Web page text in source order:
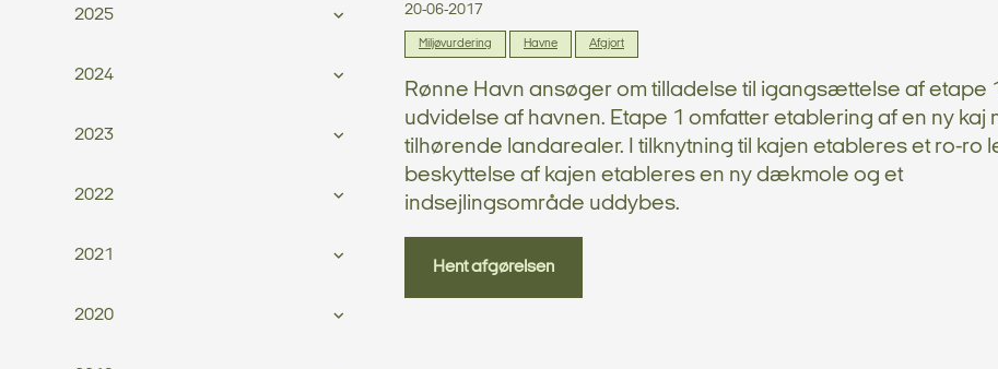
2025
2024
2023
2022
2021
2020
20-06-2017
Miljøvurdering Havne Afgjort
Rønne Havn ansøger om tilladelse til igangsættelse af etape
udvidelse af havnen. Etape 1 omfatter etablering af en ny kaj
tilhørende landarealer. I tilknytning til kajen etableres et ro-ro
beskyttelse af kajen etableres en ny dækmole og et
indsejlingsområde uddybes.
Hent afgørelsen